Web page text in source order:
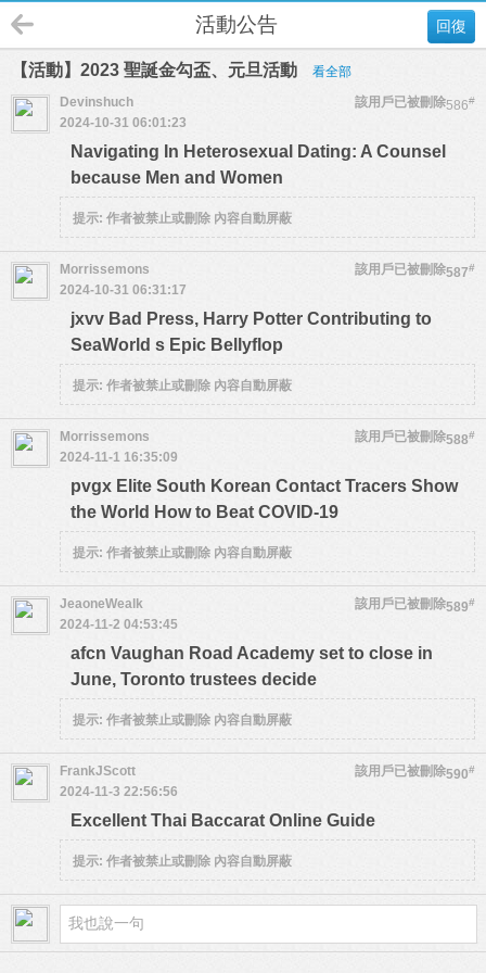
回復
活動公告
【活動】2023 聖誕金勾盃、元旦活動 看全部
586#
Devinshuch
該用戶已被刪除
2024-10-31 06:01:23
Navigating In Heterosexual Dating: A Counsel
because Men and Women
提示: 作者被禁止或刪除 內容自動屏蔽
587#
Morrissemons
該用戶已被刪除
2024-10-31 06:31:17
jxvv Bad Press, Harry Potter Contributing to
SeaWorld s Epic Bellyflop
提示: 作者被禁止或刪除 內容自動屏蔽
588#
Morrissemons
該用戶已被刪除
2024-11-1 16:35:09
pvgx Elite South Korean Contact Tracers Show
the World How to Beat COVID-19
提示: 作者被禁止或刪除 內容自動屏蔽
589#
JeaoneWealk
該用戶已被刪除
2024-11-2 04:53:45
afcn Vaughan Road Academy set to close in
June, Toronto trustees decide
提示: 作者被禁止或刪除 內容自動屏蔽
590#
FrankJScott
該用戶已被刪除
2024-11-3 22:56:56
Excellent Thai Baccarat Online Guide
提示: 作者被禁止或刪除 內容自動屏蔽